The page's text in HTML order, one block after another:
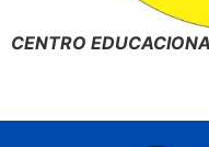
CENTRO